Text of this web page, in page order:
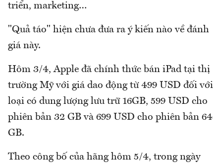
triển, marketing…
"Quả táo" hiện chưa đưa ra ý kiến nào về đánh
giá này.
Hôm 3/4, Apple đã chính thức bán iPad tại thị
trường Mỹ với giá dao động từ 499 USD đối với
loại có dung lượng lưu trữ 16GB, 599 USD cho
phiên bản 32 GB và 699 USD cho phiên bản 64
GB.
Theo công bố của hãng hôm 5/4, trong ngày